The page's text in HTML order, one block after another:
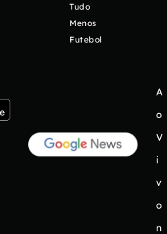
Tudo
Menos
Futebol
A
o
V
i
v
o
n